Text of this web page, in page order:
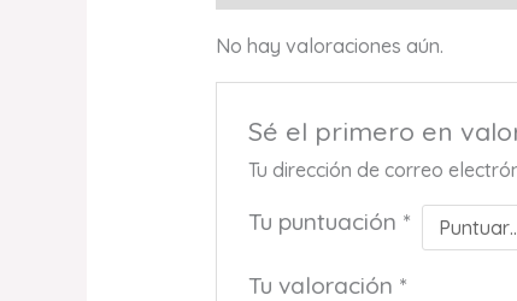
No hay valoraciones aún.
Sé el primero en
Tu dirección de correo
Tu puntuación *
Tu valoración *